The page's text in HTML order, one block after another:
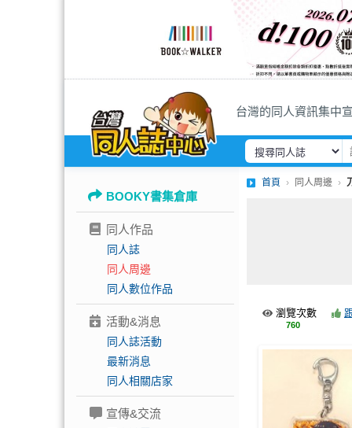
台灣的同人資訊集中
BOOKY書集倉庫
同人作品
同人誌
同人周邊
同人數位作品
活動&消息
同人誌活動
最新消息
同人相關店家
宣傳&交流
首頁 同人周邊
瀏覽次數
760